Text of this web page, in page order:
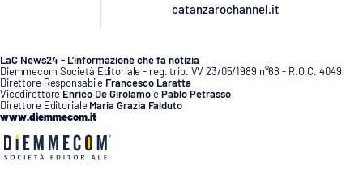
catanzarochannel.it
LaC News24 - L’informazione che fa notizia
Diemmecom Società Editoriale - reg. trib. VV 23/05/1989 n°68 - R.O.C. 4049
Direttore Responsabile Francesco Laratta
Vicedirettore Enrico De GirolamoePablo Petrasso
Direttore Editoriale Maria Grazia Falduto
www.diemmecom.it